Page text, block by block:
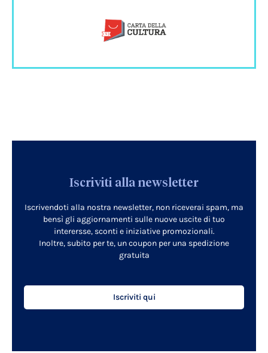
Iscriviti alla newsletter
Iscrivendoti alla nostra newsletter, non riceverai spam, ma
bensì gli aggiornamenti sulle nuove uscite di tuo
interersse, sconti e iniziative promozionali.
Inoltre, subito per te, un coupon per una spedizione
gratuita
Iscriviti qui